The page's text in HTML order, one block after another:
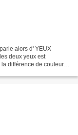
alors d' YEUX
deux yeux est
différence de couleur